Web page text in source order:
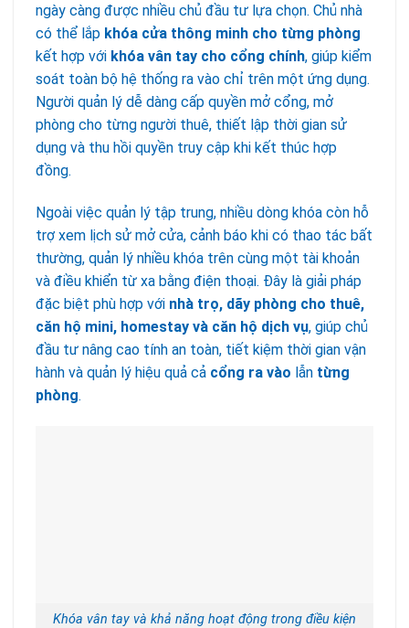
ngày càng được nhiều chủ đầu tư lựa chọn. Chủ nhà
có thể lắp khóa cửa thông minh cho từng phòng
kết hợp với khóa vân tay cho cổng chính, giúp kiểm
soát toàn bộ hệ thống ra vào chỉ trên một ứng dụng.
Người quản lý dễ dàng cấp quyền mở cổng, mở
phòng cho từng người thuê, thiết lập thời gian sử
dụng và thu hồi quyền truy cập khi kết thúc hợp
đồng.
Ngoài việc quản lý tập trung, nhiều dòng khóa còn hỗ
trợ xem lịch sử mở cửa, cảnh báo khi có thao tác bất
thường, quản lý nhiều khóa trên cùng một tài khoản
và điều khiển từ xa bằng điện thoại. Đây là giải pháp
đặc biệt phù hợp với nhà trọ, dãy phòng cho thuê,
căn hộ mini, homestay và căn hộ dịch vụ, giúp chủ
đầu tư nâng cao tính an toàn, tiết kiệm thời gian vận
hành và quản lý hiệu quả cả cổng ra vào lẫn từng
phòng.
Khóa vân tay và khả năng hoạt động trong điều kiện